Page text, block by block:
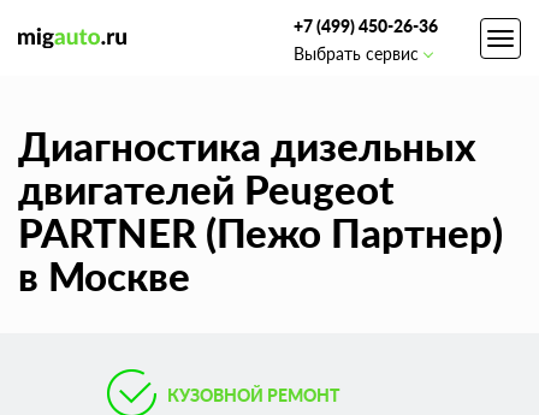
+7 (499) 450-26-36
Выбрать сервис
Диагностика дизельных
двигателей Peugeot
PARTNER (Пежо Партнер)
в Москве
КУЗОВНОЙ РЕМОНТ